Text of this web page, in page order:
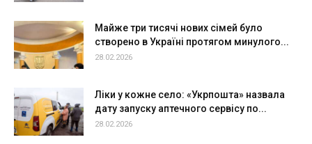
Майже три тисячі нових сімей було
створено в Україні протягом минулого...
28.02.2026
Ліки у кожне село: «Укрпошта» назвала
дату запуску аптечного сервісу по...
28.02.2026